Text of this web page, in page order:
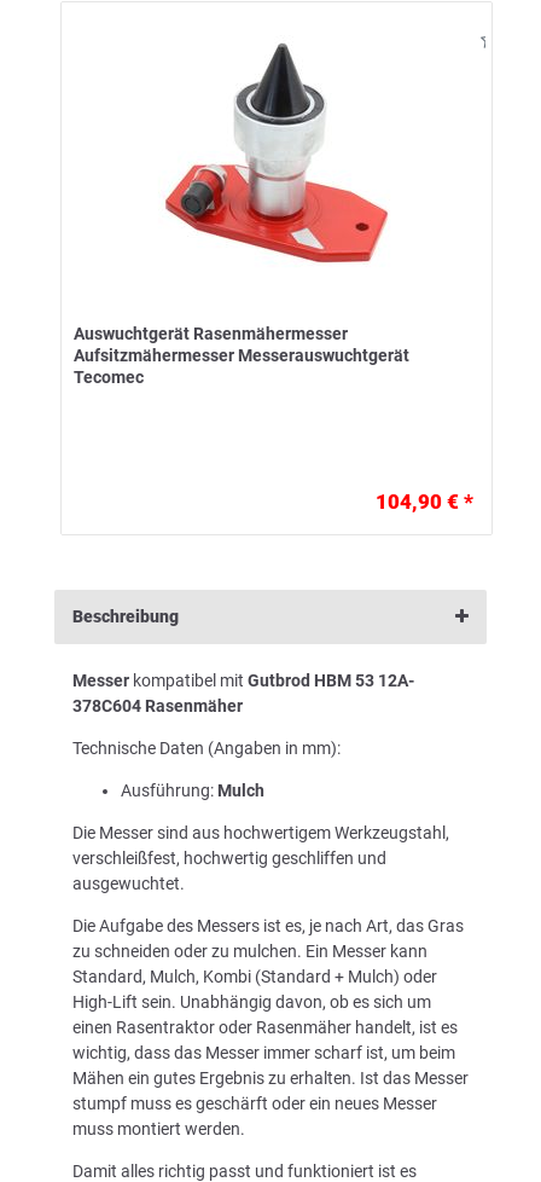
Auswuchtgerät Rasenmähermesser
Aufsitzmähermesser Messerauswuchtgerät
Tecomec
104,90 € *
Beschreibung
Messer kompatibel mit Gutbrod HBM 53 12A-
378C604 Rasenmäher
Technische Daten (Angaben in mm):
Ausführung: Mulch
Die Messer sind aus hochwertigem Werkzeugstahl,
verschleißfest, hochwertig geschliffen und
ausgewuchtet.
Die Aufgabe des Messers ist es, je nach Art, das Gras
zu schneiden oder zu mulchen. Ein Messer kann
Standard, Mulch, Kombi (Standard + Mulch) oder
High-Lift sein. Unabhängig davon, ob es sich um
einen Rasentraktor oder Rasenmäher handelt, ist es
wichtig, dass das Messer immer scharf ist, um beim
Mähen ein gutes Ergebnis zu erhalten. Ist das Messer
stumpf muss es geschärft oder ein neues Messer
muss montiert werden.
Damit alles richtig passt und funktioniert ist es